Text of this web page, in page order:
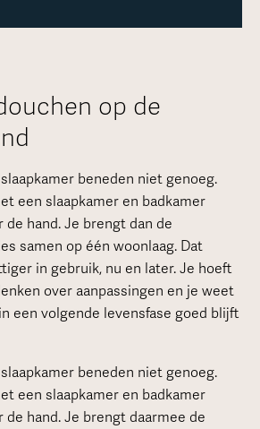
op de
beneden niet genoeg.
een slaapkamer en badkamer
hand. Je brengt dan de
samen op één woonlaag. Dat
in gebruik, nu en later. Je hoeft
over aanpassingen en je weet
een volgende levensfase goed blijft
beneden niet genoeg.
een slaapkamer en badkamer
de hand. Je brengt daarmee de